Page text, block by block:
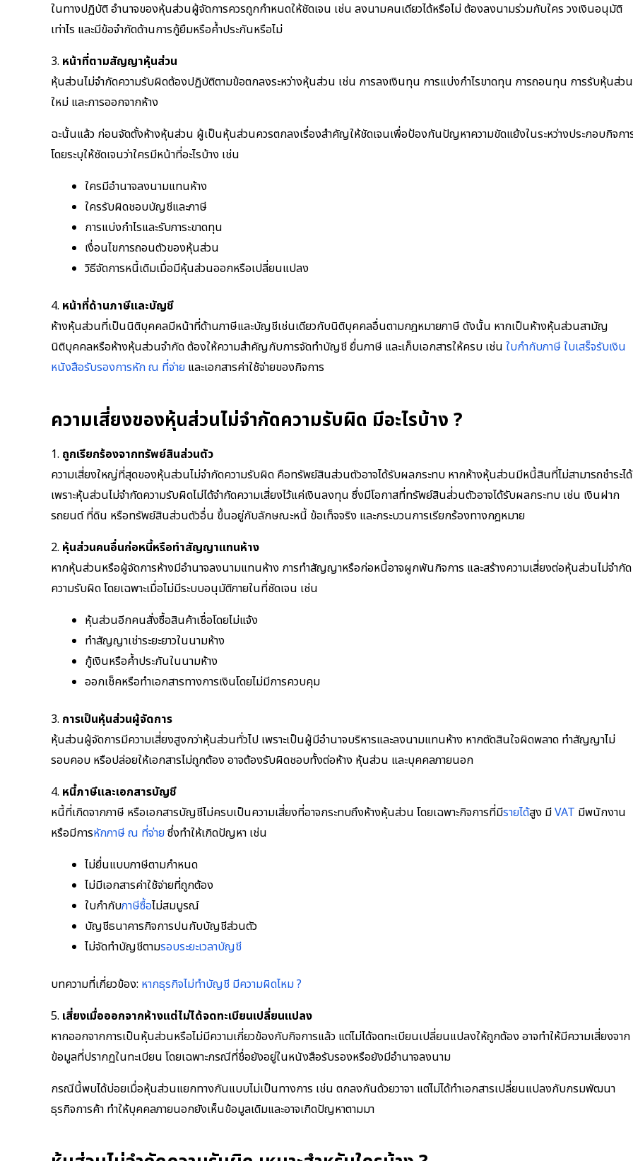
ในทางปฏิบัติ อำนาจของหุ้นส่วนผู้จัดการควรถูกกำหนดให้ชัดเจน เช่น ลงนามคนเดียวได้หรือไม่ ต้องลงนามร่วมกับใคร วงเงินอนุมัติ
เท่าไร และมีข้อจำกัดด้านการกู้ยืมหรือค้ำประกันหรือไม่
3. หน้าที่ตามสัญญาหุ้นส่วน
หุ้นส่วนไม่จำกัดความรับผิดต้องปฏิบัติตามข้อตกลงระหว่างหุ้นส่วน เช่น การลงเงินทุน การแบ่งกำไรขาดทุน การถอนทุน การรับหุ้นส่วน
ใหม่ และการออกจากห้าง
ฉะนั้นแล้ว ก่อนจัดตั้งห้างหุ้นส่วน ผู้เป็นหุ้นส่วนควรตกลงเรื่องสำคัญให้ชัดเจนเพื่อป้องกันปัญหาความขัดแย้งในระหว่างประกอบกิจกา
โดยระบุให้ชัดเจนว่าใครมีหน้าที่อะไรบ้าง เช่น
ใครมีอำนาจลงนามแทนห้าง
ใครรับผิดชอบบัญชีและภาษี
การแบ่งกำไรและรับภาระขาดทุน
เงื่อนไขการถอนตัวของหุ้นส่วน
วิธีจัดการหนี้เดิมเมื่อมีหุ้นส่วนออกหรือเปลี่ยนแปลง
4. หน้าที่ด้านภาษีและบัญชี
ห้างหุ้นส่วนที่เป็นนิติบุคคลมีหน้าที่ด้านภาษีและบัญชีเช่นเดียวกับนิติบุคคลอื่นตามกฎหมายภาษี ดังนั้น หากเป็นห้างหุ้นส่วนสามัญ
นิติบุคคลหรือห้างหุ้นส่วนจำกัด ต้องให้ความสำคัญกับการจัดทำบัญชี ยื่นภาษี และเก็บเอกสารให้ครบ เช่น ใบกำกับภาษีใบเสร็จรับเงิน
หนังสือรับรองการหัก ณ ที่จ่าย และเอกสารค่าใช้จ่ายของกิจการ
ความเสี่ยงของหุ้นส่วนไม่จำกัดความรับผิด มีอะไรบ้าง ?
1. ถูกเรียกร้องจากทรัพย์สินส่วนตัว
ความเสี่ยงใหญ่ที่สุดของหุ้นส่วนไม่จำกัดความรับผิด คือทรัพย์สินส่วนตัวอาจได้รับผลกระทบ หากห้างหุ้นส่วนมีหนี้สินที่ไม่สามารถชำระได้
เพราะหุ้นส่วนไม่จำกัดความรับผิดไม่ได้จำกัดความเสี่ยงไว้แค่เงินลงทุน ซึ่งมีโอกาสที่ทรัพย์สินส่่วนตัวอาจได้รับผลกระทบ เช่น เงินฝาก
รถยนต์ ที่ดิน หรือทรัพย์สินส่วนตัวอื่น ขึ้นอยู่กับลักษณะหนี้ ข้อเท็จจริง และกระบวนการเรียกร้องทางกฎหมาย
2. หุ้นส่วนคนอื่นก่อหนี้หรือทำสัญญาแทนห้าง
หากหุ้นส่วนหรือผู้จัดการห้างมีอำนาจลงนามแทนห้าง การทำสัญญาหรือก่อหนี้อาจผูกพันกิจการ และสร้างความเสี่ยงต่อหุ้นส่วนไม่จำกัด
ความรับผิด โดยเฉพาะเมื่อไม่มีระบบอนุมัติภายในที่ชัดเจน เช่น
หุ้นส่วนอีกคนสั่งซื้อสินค้าเชื่อโดยไม่แจ้ง
ทำสัญญาเช่าระยะยาวในนามห้าง
กู้เงินหรือค้ำประกันในนามห้าง
ออกเช็คหรือทำเอกสารทางการเงินโดยไม่มีการควบคุม
3. การเป็นหุ้นส่วนผู้จัดการ
หุ้นส่วนผู้จัดการมีความเสี่ยงสูงกว่าหุ้นส่วนทั่วไป เพราะเป็นผู้มีอำนาจบริหารและลงนามแทนห้าง หากตัดสินใจผิดพลาด ทำสัญญาไม่
รอบคอบ หรือปล่อยให้เอกสารไม่ถูกต้อง อาจต้องรับผิดชอบทั้งต่อห้าง หุ้นส่วน และบุคคลภายนอก
4. หนี้ภาษีและเอกสารบัญชี
หนี้ที่เกิดจากภาษี หรือเอกสารบัญชีไม่ครบเป็นความเสี่ยงที่อาจกระทบถึงห้างหุ้นส่วน โดยเฉพาะกิจการที่มีรายได้สูง มีVAT มีพนักงาน
หรือมีการหักภาษี ณ ที่จ่ายซึ่งทำให้เกิดปัญหา เช่น
ไม่ยื่นแบบภาษีตามกำหนด
ไม่มีเอกสารค่าใช้จ่ายที่ถูกต้อง
ใบกำกับภาษีซื้อไม่สมบูรณ์
บัญชีธนาคารกิจการปนกับบัญชีส่วนตัว
ไม่จัดทำบัญชีตามรอบระยะเวลาบัญชี
บทความที่เกี่ยวข้อง: หากธุรกิจไม่ทำบัญชี มีความผิดไหม ?
5. เสี่ยงเมื่อออกจากห้างแต่ไม่ได้จดทะเบียนเปลี่ยนแปลง
หากออกจากการเป็นหุ้นส่วนหรือไม่มีความเกี่ยวข้องกับกิจการแล้ว แต่ไม่ได้จดทะเบียนเปลี่ยนแปลงให้ถูกต้อง อาจทำให้มีความเสี่ยงจาก
ข้อมูลที่ปรากฏในทะเบียน โดยเฉพาะกรณีที่ชื่อยังอยู่ในหนังสือรับรองหรือยังมีอำนาจลงนาม
กรณีนี้พบได้บ่อยเมื่อหุ้นส่วนแยกทางกันแบบไม่เป็นทางการ เช่น ตกลงกันด้วยวาจา แต่ไม่ได้ทำเอกสารเปลี่ยนแปลงกับกรมพัฒนา
ธุรกิจการค้า ทำให้บุคคลภายนอกยังเห็นข้อมูลเดิมและอาจเกิดปัญหาตามมา